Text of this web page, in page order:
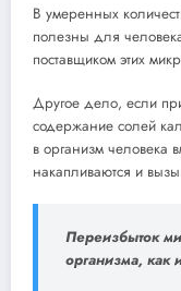
В умеренных
полезны для
поставщиком этих
Другое дело, если
содержание солей
в организм человека
накапливаются и
Переизбыток
организма, как